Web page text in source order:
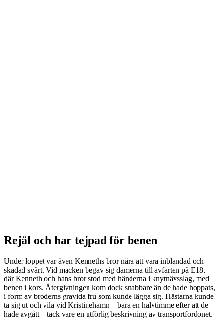
Rejäl och har tejpad för benen
Under loppet var även Kenneths bror nära att vara inblandad och
skadad svårt. Vid macken begav sig damerna till avfarten på E18,
där Kenneth och hans bror stod med händerna i knytnävsslag, med
benen i kors. Återgivningen kom dock snabbare än de hade hoppats,
i form av broderns gravida fru som kunde lägga sig. Hästarna kunde
ta sig ut och vila vid Kristinehamn – bara en halvtimme efter att de
hade avgått – tack vare en utförlig beskrivning av transportfordonet.